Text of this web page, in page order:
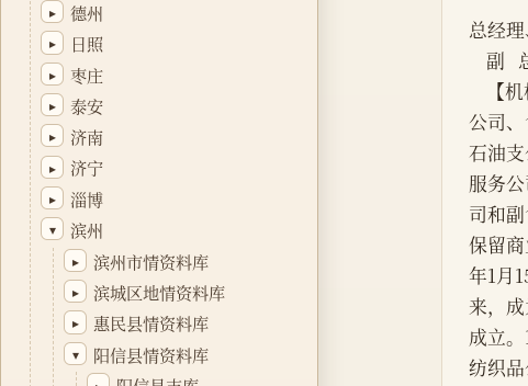
▸ 德州
▸ 日照
▸ 枣庄
▸ 泰安
▸ 济南
▸ 济宁
▸ 淄博
▾ 滨州
▸ 滨州市情资料库
▸ 滨城区地情资料库
▸ 惠民县情资料库
▾ 阳信县情资料库
总经理
公司、
石油
服务
司和
保留
年1月
来，
成立
纺织